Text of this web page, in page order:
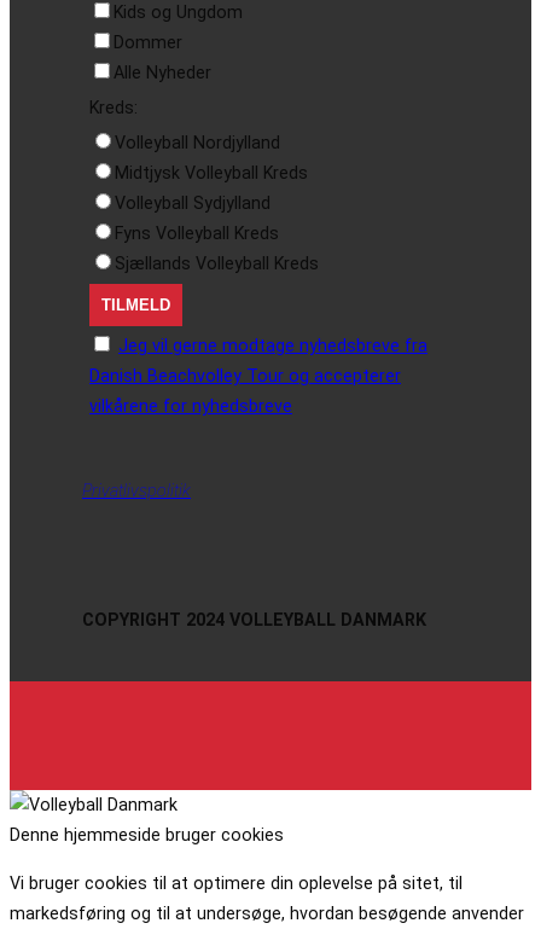
Kids og Ungdom
Dommer
Alle Nyheder
Kreds:
Volleyball Nordjylland
Midtjysk Volleyball Kreds
Volleyball Sydjylland
Fyns Volleyball Kreds
Sjællands Volleyball Kreds
Jeg vil gerne modtage nyhedsbreve fra
Danish Beachvolley Tour og accepterer
vilkårene for nyhedsbreve
Privatlivspolitik
COPYRIGHT 2024 VOLLEYBALL DANMARK
Denne hjemmeside bruger cookies
Vi bruger cookies til at optimere din oplevelse på sitet, til
markedsføring og til at undersøge, hvordan besøgende anvender